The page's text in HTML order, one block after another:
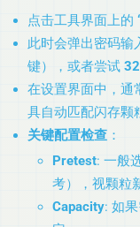
点击工具界面上的
此时会弹出密码输
键），或者尝试
在设置界面中，通
具自动匹配闪存颗
关键配置检查 ：
Pretest: 一般
考），视颗粒
Capacity: 如